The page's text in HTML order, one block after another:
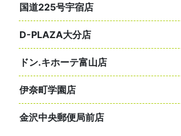
国道225号宇宿店
D-PLAZA大分店
ドン.キホーテ富山店
伊奈町学園店
金沢中央郵便局前店